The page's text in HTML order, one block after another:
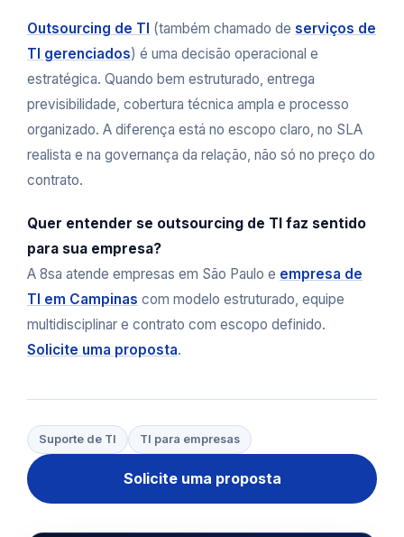
Outsourcing de TI (também chamado de serviços de
TI gerenciados) é uma decisão operacional e
estratégica. Quando bem estruturado, entrega
previsibilidade, cobertura técnica ampla e processo
organizado. A diferença está no escopo claro, no SLA
realista e na governança da relação, não só no preço do
contrato.
Quer entender se outsourcing de TI faz sentido
para sua empresa?
A 8sa atende empresas em São Paulo e empresa de
TI em Campinas com modelo estruturado, equipe
multidisciplinar e contrato com escopo definido.
Solicite uma proposta.
Suporte de TI TI para empresas
Solicite uma proposta